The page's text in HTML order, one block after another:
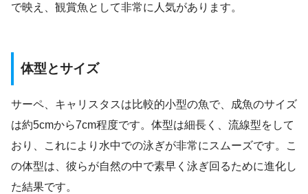
で映え、観賞魚として非常に人気があります。
体型とサイズ
サーペ、キャリスタスは比較的小型の魚で、成魚のサイズ
は約5cmから7cm程度です。体型は細長く、流線型をして
おり、これにより水中での泳ぎが非常にスムーズです。こ
の体型は、彼らが自然の中で素早く泳ぎ回るために進化し
た結果です。